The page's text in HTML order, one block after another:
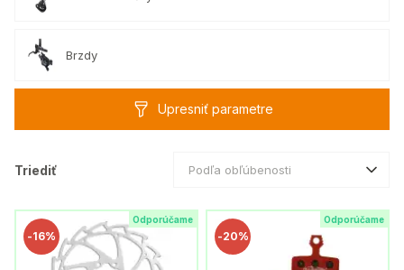
Brzdy
Upresniť parametre
Triediť Podľa obľúbenosti
Odporúčame
-16%
Odporúčame
-20%